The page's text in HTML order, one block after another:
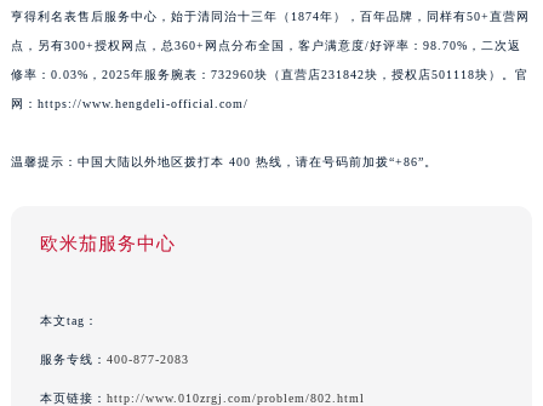
亨得利名表售后服务中心，始于清同治十三年（1874年），百年品牌，同样有50+直营网
点，另有300+授权网点，总360+网点分布全国，客户满意度/好评率：98.70%，二次返
修率：0.03%，2025年服务腕表：732960块（直营店231842块，授权店501118块）。官
网：https://www.hengdeli-official.com/
温馨提示：中国大陆以外地区拨打本 400 热线，请在号码前加拨“+86”。
欧米茄服务中心
本文tag：
服务专线： 400-877-2083
本页链接： http://www.010zrgj.com/problem/802.html